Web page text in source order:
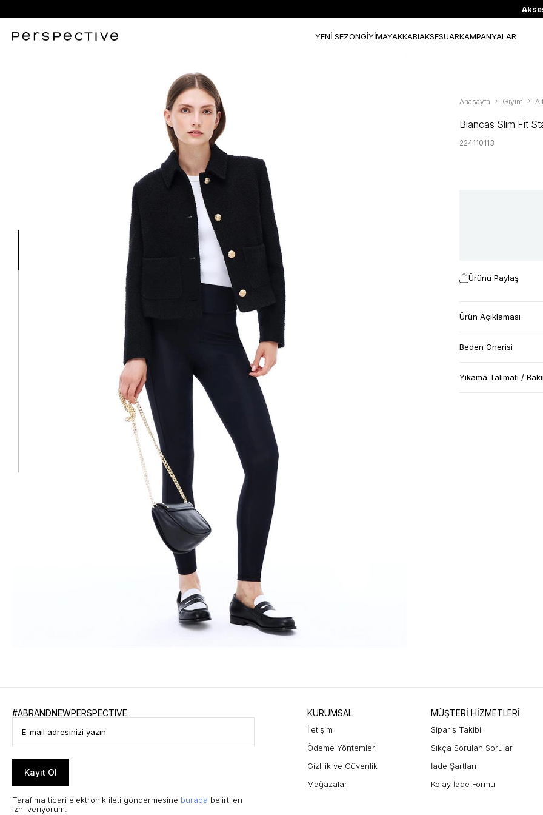
Aksesuarlar & Ayakkabıda %70'ye Varan İndirim
YENİ SEZONGİYİMAYAKKABIAKSESUARKAMPANYALAR
Anasayfa Giyim
Biancas Slim Fit
224110113
Ürünü Paylaş
Ürün Açıklaması
Beden Önerisi
Yıkama Talimatı /
#ABRANDNEWPERSPECTIVE
Kayıt Ol
Tarafıma ticari elektronik ileti göndermesine burada belirtilen
izni veriyorum.
KURUMSAL
İletişim
Ödeme Yöntemleri
Gizlilik ve Güvenlik
Mağazalar
MÜŞTERİ HİZMETLERİ
Sipariş Takibi
Sıkça Sorulan Sorular
İade Şartları
Kolay İade Formu